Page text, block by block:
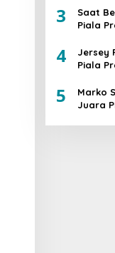
3
Saat
Piala
4
Jersey
Piala
5
Marko
Juara